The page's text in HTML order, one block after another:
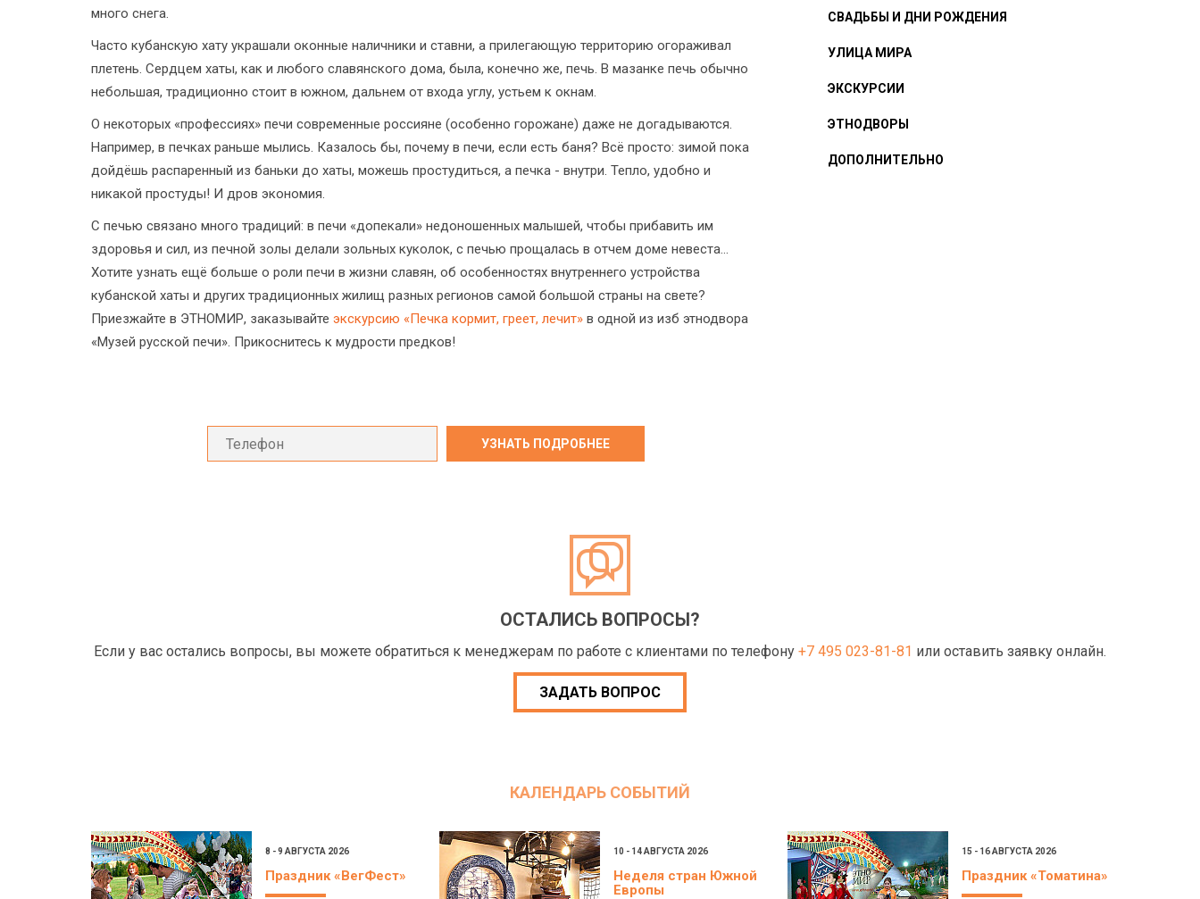
много снега.
Часто кубанскую хату украшали оконные наличники и ставни, а прилегающую территорию огораживал
плетень. Сердцем хаты, как и любого славянского дома, была, конечно же, печь. В мазанке печь обычно
небольшая, традиционно стоит в южном, дальнем от входа углу, устьем к окнам.
О некоторых «профессиях» печи современные россияне (особенно горожане) даже не догадываются.
Например, в печках раньше мылись. Казалось бы, почему в печи, если есть баня? Всё просто: зимой пока
дойдёшь распаренный из баньки до хаты, можешь простудиться, а печка - внутри. Тепло, удобно и
никакой простуды! И дров экономия.
С печью связано много традиций: в печи «допекали» недоношенных малышей, чтобы прибавить им
здоровья и сил, из печной золы делали зольных куколок, с печью прощалась в отчем доме невеста…
Хотите узнать ещё больше о роли печи в жизни славян, об особенностях внутреннего устройства
кубанской хаты и других традиционных жилищ разных регионов самой большой страны на свете?
Приезжайте в ЭТНОМИР, заказывайте экскурсию «Печка кормит, греет, лечит» в одной из изб этнодвора
«Музей русской печи». Прикоснитесь к мудрости предков!
СВАДЬБЫ И ДНИ РОЖДЕНИЯ
УЛИЦА МИРА
ЭКСКУРСИИ
ЭТНОДВОРЫ
ДОПОЛНИТЕЛЬНО
ОСТАЛИСЬ ВОПРОСЫ?
Если у вас остались вопросы, вы можете обратиться к менеджерам по работе с клиентами по телефону +7 495 023-81-81 или оставить заявку онлайн.
ЗАДАТЬ ВОПРОС
КАЛЕНДАРЬ СОБЫТИЙ
8 - 9 АВГУСТА 2026
Праздник «ВегФест»
10 - 14 АВГУСТА 2026
Неделя стран Южной
Европы
15 - 16 АВГУСТА 2026
Праздник «Томатина»